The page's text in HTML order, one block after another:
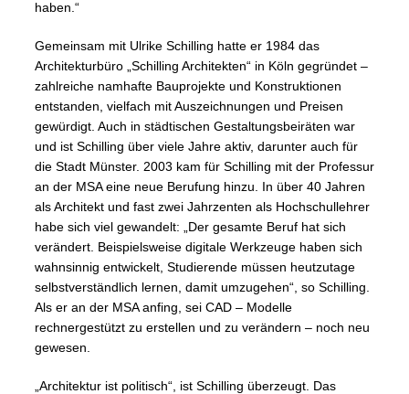
haben.“
Gemeinsam mit Ulrike Schilling hatte er 1984 das
Architekturbüro „Schilling Architekten“ in Köln gegründet –
zahlreiche namhafte Bauprojekte und Konstruktionen
entstanden, vielfach mit Auszeichnungen und Preisen
gewürdigt. Auch in städtischen Gestaltungsbeiräten war
und ist Schilling über viele Jahre aktiv, darunter auch für
die Stadt Münster. 2003 kam für Schilling mit der Professur
an der MSA eine neue Berufung hinzu. In über 40 Jahren
als Architekt und fast zwei Jahrzenten als Hochschullehrer
habe sich viel gewandelt: „Der gesamte Beruf hat sich
verändert. Beispielsweise digitale Werkzeuge haben sich
wahnsinnig entwickelt, Studierende müssen heutzutage
selbstverständlich lernen, damit umzugehen“, so Schilling.
Als er an der MSA anfing, sei CAD – Modelle
rechnergestützt zu erstellen und zu verändern – noch neu
gewesen.
„Architektur ist politisch“, ist Schilling überzeugt. Das